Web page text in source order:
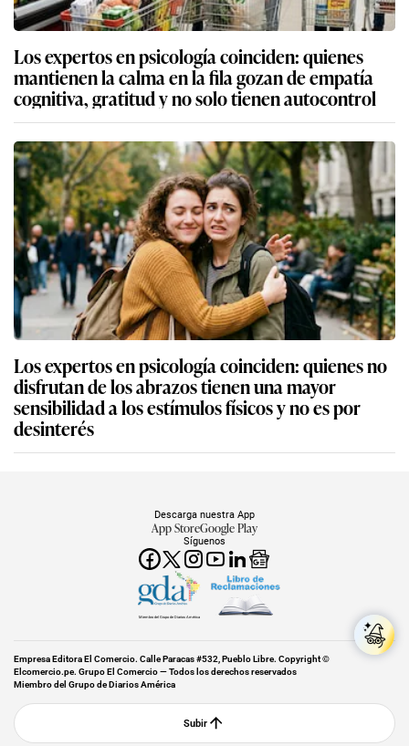
Los expertos en psicología coinciden: quienes
mantienen la calma en la fila gozan de empatía
cognitiva, gratitud y no solo tienen autocontrol
Los expertos en psicología coinciden: quienes no
disfrutan de los abrazos tienen una mayor
sensibilidad a los estímulos físicos y no es por
desinterés
Síguenos
Descarga nuestra App
App StoreGoogle Play
Miembro del Grupo de Diarios América
Empresa Editora El Comercio. Calle Paracas #532, Pueblo Libre. Copyright ©
Elcomercio.pe. Grupo El Comercio — Todos los derechos reservados
Miembro del Grupo de Diarios América
Subir